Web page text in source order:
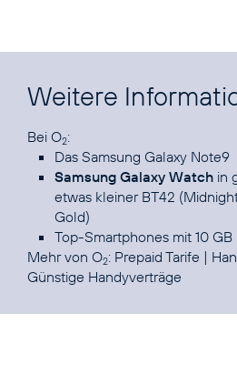
Weitere
Bei O2
Das Samsung Galaxy Note9
Samsung Galaxy Watch in
etwas kleiner BT42
Gold)
Top-Smartphones mit 10 GB
Mehr von O2: Prepaid Tarife |
Günstige Handyverträge